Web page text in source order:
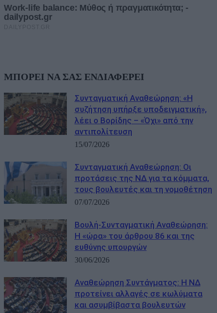
ΜΠΟΡΕΙ ΝΑ ΣΑΣ ΕΝΔΙΑΦΕΡΕΙ
Συνταγματική Αναθεώρηση: «Η
συζήτηση υπήρξε υποδειγματική»,
λέει ο Βορίδης – «Όχι» από την
αντιπολίτευση
15/07/2026
Συνταγματική Αναθεώρηση: Οι
προτάσεις της ΝΔ για τα κόμματα,
τους βουλευτές και τη νομοθέτηση
07/07/2026
Boυλή-Συνταγματική Αναθεώρηση:
Η «ώρα» του άρθρου 86 και της
ευθύνης υπουργών
30/06/2026
Αναθεώρηση Συντάγματος: Η ΝΔ
προτείνει αλλαγές σε κωλύματα
και ασυμβίβαστα βουλευτών